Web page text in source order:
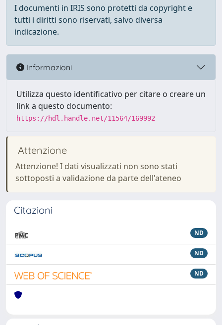
I documenti in IRIS sono protetti da copyright e
tutti i diritti sono riservati, salvo diversa
indicazione.
Informazioni
Utilizza questo identificativo per citare o creare un
link a questo documento:
https://hdl.handle.net/11564/169992
Attenzione
Attenzione! I dati visualizzati non sono stati
sottoposti a validazione da parte dell'ateneo
Citazioni
ND
ND
ND